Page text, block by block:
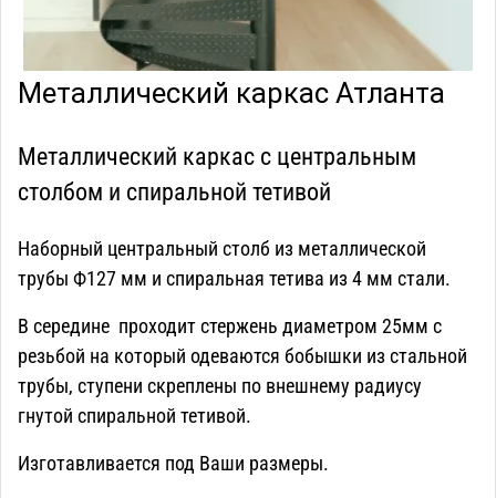
Металлический каркас Атланта
Металлический каркас с центральным
столбом и спиральной тетивой
Наборный центральный столб из металлической
трубы Ф127 мм и спиральная тетива из 4 мм стали.
В середине проходит стержень диаметром 25мм с
резьбой на который одеваются бобышки из стальной
трубы, ступени скреплены по внешнему радиусу
гнутой спиральной тетивой.
Изготавливается под Ваши размеры.